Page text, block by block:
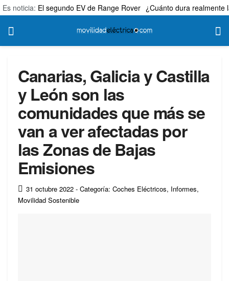
Es noticia: El segundo EV de Range Rover ¿Cuánto dura realmente
Canarias, Galicia y Castilla
y León son las
comunidades que más se
van a ver afectadas por
las Zonas de Bajas
Emisiones
31 octubre 2022 - Categoría: Coches Eléctricos, Informes,
Movilidad Sostenible